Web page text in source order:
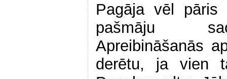
Pagāja vēl pāris
pašmāju
Apreibināšanās
derētu, ja vien